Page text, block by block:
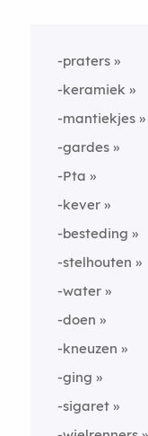
-praters
-keramiek
-mantiekjes
-gardes
-Pta
-kever
-besteding
-stelhouten
-water
-doen
-kneuzen
-ging
-sigaret